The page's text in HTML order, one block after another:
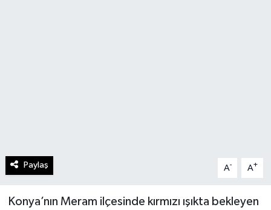
Paylaş A- A+
Konya’nın Meram ilçesinde kırmızı ışıkta bekleyen